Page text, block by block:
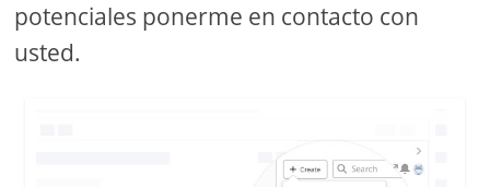
potenciales ponerme en contacto con
usted.